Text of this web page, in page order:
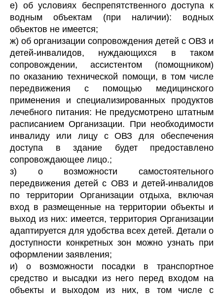
е) об условиях беспрепятственного доступа к
водным объектам (при наличии): водных
объектов не имеется;
ж) об организации сопровождения детей с ОВЗ и
детей-инвалидов, нуждающихся в таком
сопровождении, ассистентом (помощником)
по оказанию технической помощи, в том числе
передвижения с помощью медицинского
применения и специализированных продуктов
лечебного питания: Не предусмотрено штатным
расписанием Организации. При необходимости
инвалиду или лицу с ОВЗ для обеспечения
доступа в здание будет предоставлено
сопровождающее лицо.;
з) о возможности самостоятельного
передвижения детей с ОВЗ и детей-инвалидов
по территории Организации отдыха, включая
вход в размещенные на территории объекты и
выход из них: имеется, территория Организации
адаптируется для удобства всех детей. Детали о
доступности конкретных зон можно узнать при
оформлении заявления;
и) о возможности посадки в транспортное
средство и высадки из него перед входом на
объекты и выходом из них, в том числе с